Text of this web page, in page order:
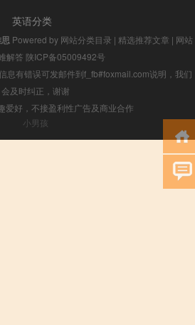
英语分类
Powered by 网站分类目录 | 精选推荐文章 | 网站
解答 陕ICP备05009492号
息有错误可发邮件到f_fb#foxmail.com说明，我们
会及时纠正，谢谢
爱好，不接盈利性广告及商业合作
小男孩